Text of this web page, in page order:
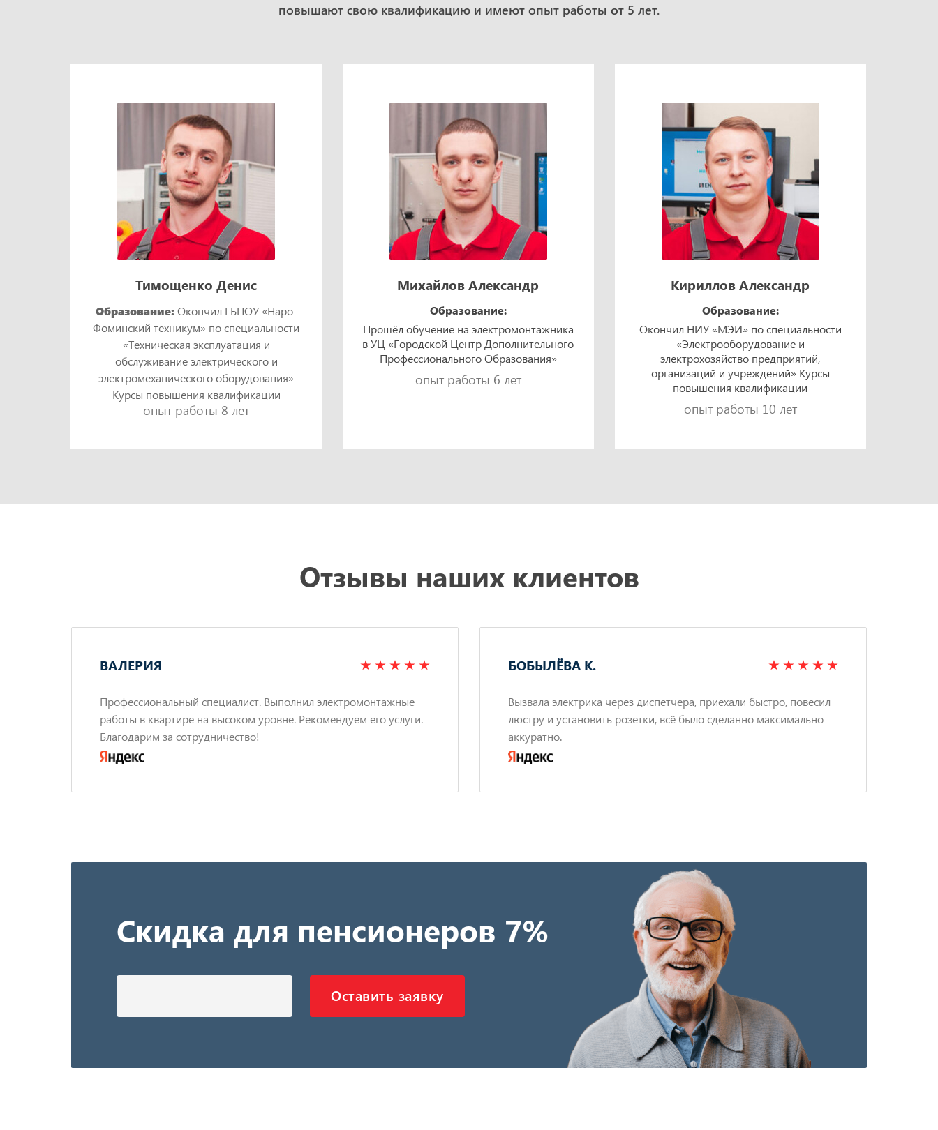
повышают свою квалификацию и имеют опыт работы от 5 лет.
Тимощенко Денис
Образование:Окончил ГБПОУ «Наро-
Фоминский техникум» по специальности
«Техническая эксплуатация и
обслуживание электрического и
электромеханического оборудования»
Курсы повышения квалификации
опыт работы 8 лет
Михайлов Александр
Образование:
Прошёл обучение на электромонтажника
в УЦ «Городской Центр Дополнительного
Профессионального Образования»
опыт работы 6 лет
Кириллов Александр
Образование:
Окончил НИУ «МЭИ» по специальности
«Электрооборудование и
электрохозяйство предприятий,
организаций и учреждений» Курсы
повышения квалификации
опыт работы 10 лет
Отзывы наших клиентов
ВАЛЕРИЯ
Профессиональный специалист. Выполнил электромонтажные
работы в квартире на высоком уровне. Рекомендуем его услуги.
Благодарим за сотрудничество!
БОБЫЛЁВА К.
Вызвала электрика через диспетчера, приехали быстро, повесил
люстру и установить розетки, всё было сделанно максимально
аккуратно.
Скидка для пенсионеров 7%
Оставить заявку